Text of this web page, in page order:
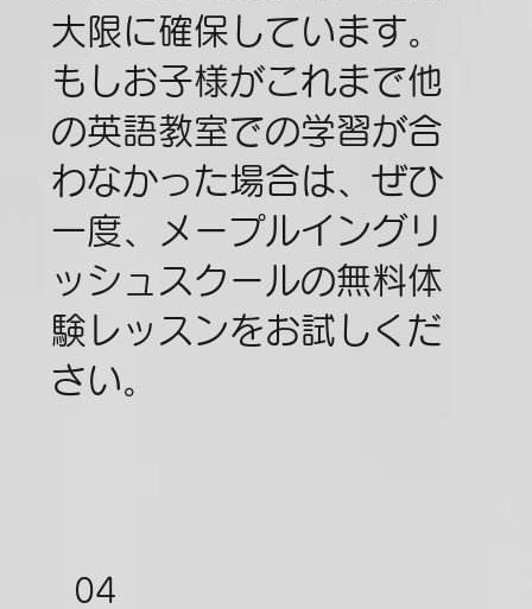
大限に確保しています。
もしお子様がこれまで他
の英語教室での学習が合
わなかった場合は、ぜひ
一度、メープルイングリ
ッシュスクールの無料体
験レッスンをお試しくだ
さい。
04